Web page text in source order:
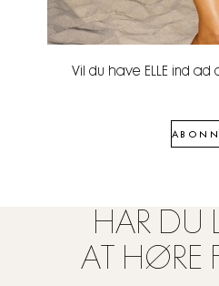
Vil du have ELLE ind
HAR DU
AT HØRE